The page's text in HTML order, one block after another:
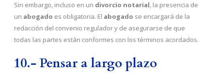
Sin embargo, incluso en un divorcio notarial, la presencia de
un abogado es obligatoria. El abogado se encargará de la
redacción del convenio regulador y de asegurarse de que
todas las partes están conformes con los términos acordados.
10.- Pensar a largo plazo